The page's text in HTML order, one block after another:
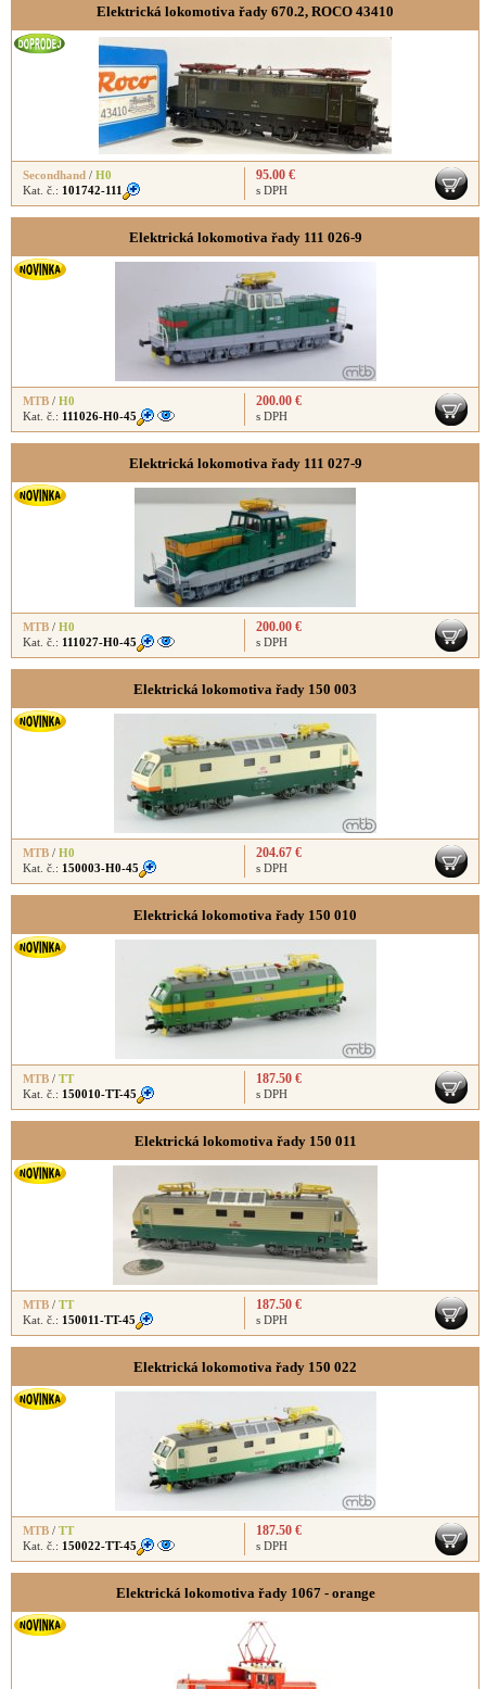
Elektrická lokomotiva řady 670.2, ROCO 43410
Secondhand / H0
Kat. č.: 101742-111
95.00 €
s DPH
Elektrická lokomotiva řady 111 026-9
MTB / H0
Kat. č.: 111026-H0-45
200.00 €
s DPH
Elektrická lokomotiva řady 111 027-9
MTB / H0
Kat. č.: 111027-H0-45
200.00 €
s DPH
Elektrická lokomotiva řady 150 003
MTB / H0
Kat. č.: 150003-H0-45
204.67 €
s DPH
Elektrická lokomotiva řady 150 010
MTB / TT
Kat. č.: 150010-TT-45
187.50 €
s DPH
Elektrická lokomotiva řady 150 011
MTB / TT
Kat. č.: 150011-TT-45
187.50 €
s DPH
Elektrická lokomotiva řady 150 022
MTB / TT
Kat. č.: 150022-TT-45
187.50 €
s DPH
Elektrická lokomotiva řady 1067 - orange